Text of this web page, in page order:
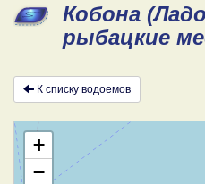
Кобона
рыбацкие
К списку водоемов
+
−